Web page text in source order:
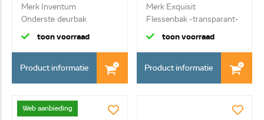
Merk Inventum
Onderste deurbak
toon voorraad
Product informatie
Merk Exquisit
Flessenbak -transparant-
toon voorraad
Product informatie
Web aanbieding